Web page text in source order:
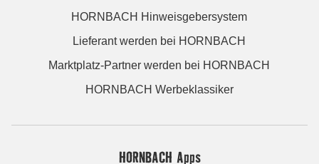
HORNBACH Hinweisgebersystem
Lieferant werden bei HORNBACH
Marktplatz-Partner werden bei HORNBACH
HORNBACH Werbeklassiker
HORNBACH Apps